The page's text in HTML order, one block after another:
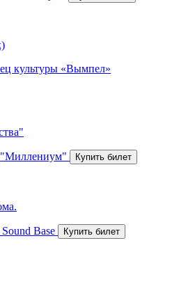
культуры «Вымпел»
Base